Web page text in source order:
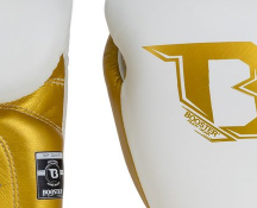
Voor dames
Zakhandschoenen
Trainingsartikelen
Bokszak
Bevestigingsmateriaal
bokszak